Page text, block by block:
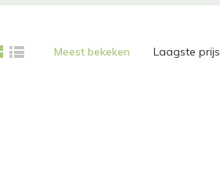
Meest bekeken Laagste prijs